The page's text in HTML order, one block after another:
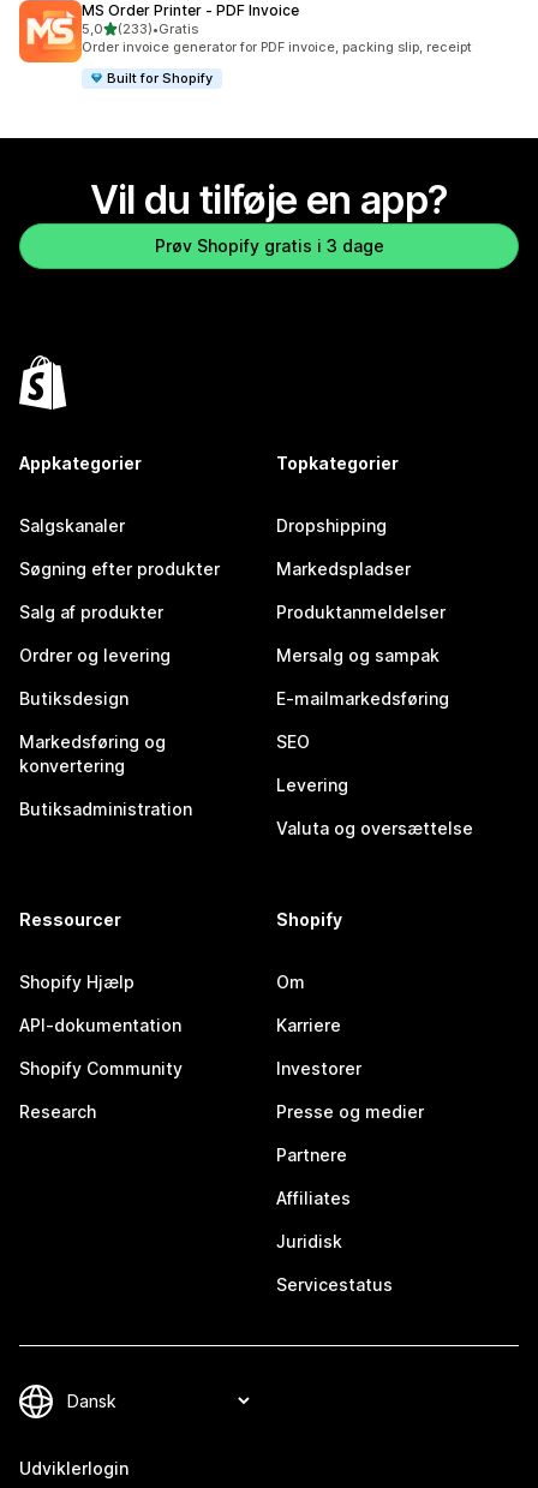
MS Order Printer ‑ PDF Invoice
5,0ud af 5 stjerner
(233)
233 anmeldelser i alt
•Gratis
Order invoice generator for PDF invoice, packing slip, receipt
Built for Shopify
Vil du tilføje en app?
Prøv Shopify gratis i 3 dage
Appkategorier
Salgskanaler
Søgning efter produkter
Salg af produkter
Ordrer og levering
Butiksdesign
Markedsføring og
konvertering
Butiksadministration
Topkategorier
Dropshipping
Markedspladser
Produktanmeldelser
Mersalg og sampak
E-mailmarkedsføring
SEO
Levering
Valuta og oversættelse
Ressourcer
Shopify Hjælp
API-dokumentation
Shopify Community
Research
Shopify
Om
Karriere
Investorer
Presse og medier
Partnere
Affiliates
Juridisk
Servicestatus
Udviklerlogin